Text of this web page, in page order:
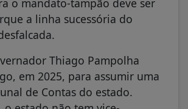
a linha sucessória do
Thiago Pampolha
em 2025, para assumir uma
de Contas do estado.